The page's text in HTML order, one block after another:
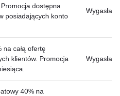
dostępna
posiadających konto
Wygasła
na całą ofertę
klientów. Promocja
Wygasła
40% na